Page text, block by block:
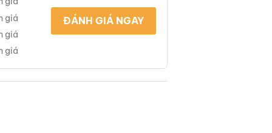
giá
giá
giá
ĐÁNH GIÁ NGAY